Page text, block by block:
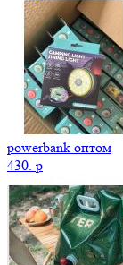
powerbank оптом
430. p